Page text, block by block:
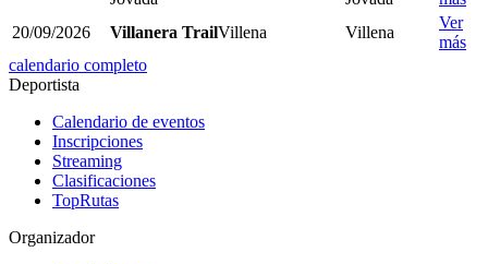
20/09/2026
Villanera TrailVillena Villena
Ver
más
calendario completo
Deportista
Calendario de eventos
Inscripciones
Streaming
Clasificaciones
TopRutas
Organizador